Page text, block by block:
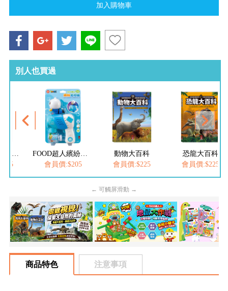
別人也買過
會員價:$205
動物大百科
會員價:$225
恐龍大百科
會員價:$225
← 可觸屏滑動 →
商品特色 注意事項